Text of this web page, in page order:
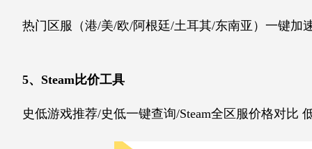
热门区服（港/美/欧/阿根廷/土耳其/东南亚）一键加
5、Steam比价工具
史低游戏推荐/史低一键查询/Steam全区服价格对比